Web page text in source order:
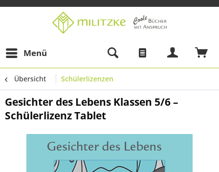
Menü
Übersicht Schülerlizenzen
Gesichter des Lebens Klassen 5/6 –
Schülerlizenz Tablet